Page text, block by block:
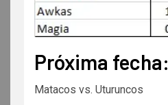
Próxima fecha:
Matacos vs. Uturuncos